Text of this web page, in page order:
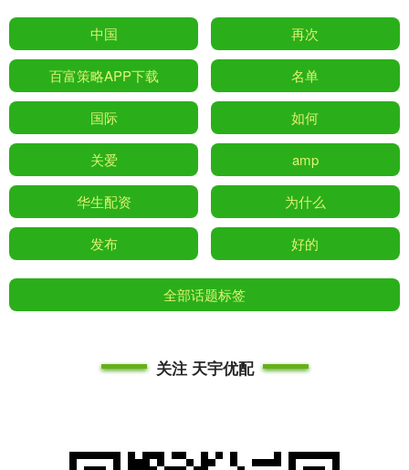
中国 再次
百富策略APP下载 名单
国际 如何
关爱 amp
华生配资 为什么
发布 好的
全部话题标签
关注 天宇优配